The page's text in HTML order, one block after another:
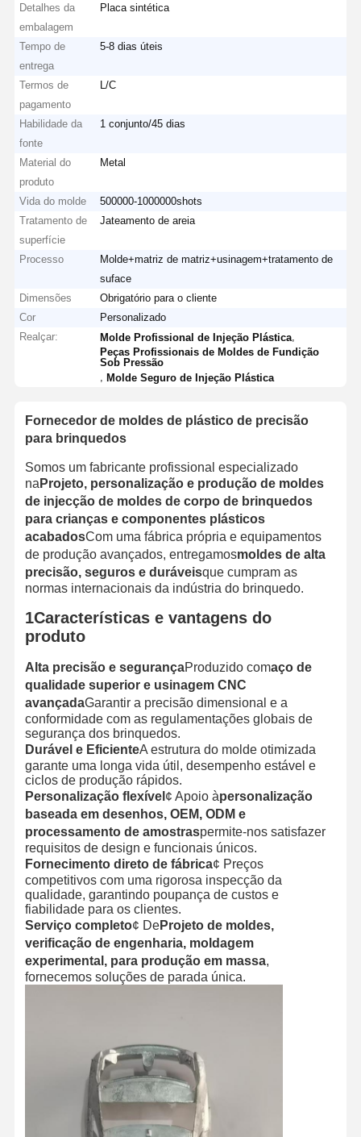
Produtos
Quem
Somos
Detalhes da
embalagem
Placa sintética
Tempo de
entrega
5-8 dias úteis
Termos de
pagamento
L/C
Habilidade da
fonte
1 conjunto/45 dias
Material do
produto
Metal
Vida do molde
500000-1000000shots
Tratamento de
superfície
Jateamento de areia
Processo
Molde+matriz de matriz+usinagem+tratamento de
suface
Dimensões
Obrigatório para o cliente
Cor
Personalizado
Realçar:
Molde Profissional de Injeção Plástica
Peças Profissionais de Moldes de Fundição
Sob Pressão
,Molde Seguro de Injeção Plástica
Fornecedor de moldes de plástico de precisão
para brinquedos
Somos um fabricante profissional especializado
na Projeto, personalização e produção de moldes
de injecção de moldes de corpo de brinquedos
para crianças e componentes plásticos
acabadosCom uma fábrica própria e equipamentos
de produção avançados, entregamosmoldes de alta
precisão, seguros e duráveisque cumpram as
normas internacionais da indústria do brinquedo.
1Características e vantagens do
produto
Alta precisão e segurançaProduzido comaço de
qualidade superior e usinagem CNC
avançadaGarantir a precisão dimensional e a
conformidade com as regulamentações globais de
segurança dos brinquedos.
Durável e EficienteA estrutura do molde otimizada
garante uma longa vida útil, desempenho estável e
ciclos de produção rápidos.
Personalização flexível ¢ Apoio àpersonalização
baseada em desenhos, OEM, ODM e
processamento de amostraspermite-nos satisfazer
requisitos de design e funcionais únicos.
Fornecimento direto de fábrica¢ Preços
competitivos com uma rigorosa inspecção da
qualidade, garantindo poupança de custos e
fiabilidade para os clientes.
Serviço completo¢ DeProjeto de moldes,
verificação de engenharia, moldagem
experimental, para produção em massa,
fornecemos soluções de parada única.